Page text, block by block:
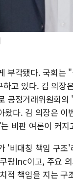
부각됐다. 국회는
고 있다. 김 의
공정거래위원회
왔다. 김 의장은
비판 여론이 커지
'비대칭 책임 구
팡Inc이고, 주요
적 책임을 지는